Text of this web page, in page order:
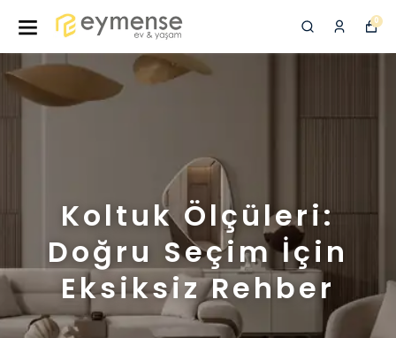
0
Koltuk Ölçüleri:
Doğru Seçim İçin
Eksiksiz Rehber